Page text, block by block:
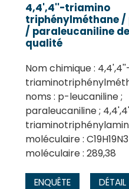
4,4',4''-triamino
triphénylméthane
/ paraleucaniline
qualité
Nom chimique :
noms : p-leucaniline ;
paraleucaniline ;
moléculaire :
moléculaire : 289,38
ENQUÊTE DÉTAIL